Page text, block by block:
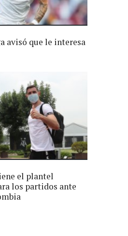
avisó que le interesa
el plantel
los partidos ante